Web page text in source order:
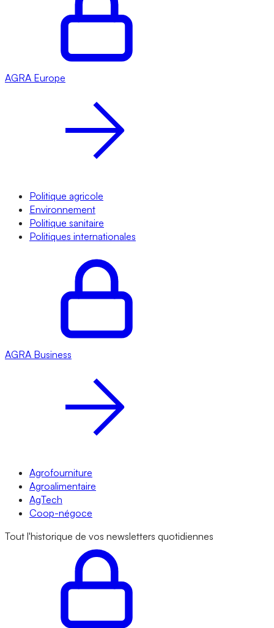
AGRA Europe
Politique agricole
Environnement
Politique sanitaire
Politiques internationales
AGRA Business
Agrofourniture
Agroalimentaire
AgTech
Coop-négoce
Tout l'historique de vos newsletters quotidiennes